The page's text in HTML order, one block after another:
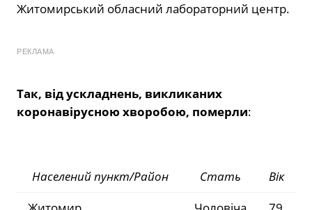
Житомирський обласний лабораторний центр.
РЕКЛАМА
Так, від ускладнень, викликаних
коронавірусною хворобою, померли:
Населений пункт/Район Стать
Вік